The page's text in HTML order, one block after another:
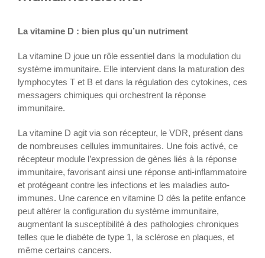
La vitamine D : bien plus qu’un nutriment
La vitamine D joue un rôle essentiel dans la modulation du
système immunitaire. Elle intervient dans la maturation des
lymphocytes T et B et dans la régulation des cytokines, ces
messagers chimiques qui orchestrent la réponse
immunitaire.
La vitamine D agit via son récepteur, le VDR, présent dans
de nombreuses cellules immunitaires. Une fois activé, ce
récepteur module l’expression de gènes liés à la réponse
immunitaire, favorisant ainsi une réponse anti-inflammatoire
et protégeant contre les infections et les maladies auto-
immunes. Une carence en vitamine D dès la petite enfance
peut altérer la configuration du système immunitaire,
augmentant la susceptibilité à des pathologies chroniques
telles que le diabète de type 1, la sclérose en plaques, et
même certains cancers.